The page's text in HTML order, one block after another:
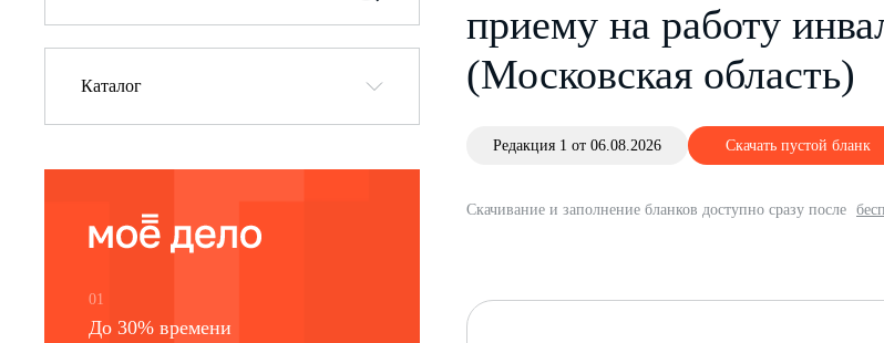
Каталог
01
До 30% времени
приему на работу
(Московская область)
Редакция 1 от 06.08.2026 Скачать пустой бланк
Скачивание и заполнение бланков доступно сразу после